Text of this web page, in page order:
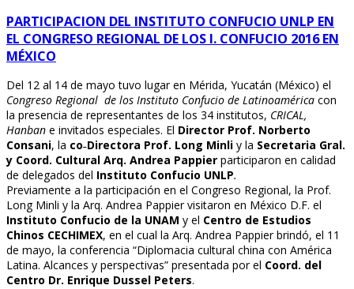
PARTICIPACION DEL INSTITUTO CONFUCIO UNLP EN
EL CONGRESO REGIONAL DE LOS I. CONFUCIO 2016 EN
MÉXICO
Del 12 al 14 de mayo tuvo lugar en Mérida, Yucatán (México) el
Congreso Regional de los Instituto Confucio de Latinoamérica con
la presencia de representantes de los 34 institutos, CRICAL,
Hanban e invitados especiales. El Director Prof. Norberto
Consani, la co˗Directora Prof. Long Minli y la Secretaria Gral.
y Coord. Cultural Arq. Andrea Pappier participaron en calidad
de delegados del Instituto Confucio UNLP.
Previamente a la participación en el Congreso Regional, la Prof.
Long Minli y la Arq. Andrea Pappier visitaron en México D.F. el
Instituto Confucio de la UNAM y el Centro de Estudios
Chinos CECHIMEX, en el cual la Arq. Andrea Pappier brindó, el 11
de mayo, la conferencia “Diplomacia cultural china con América
Latina. Alcances y perspectivas” presentada por el Coord. del
Centro Dr. Enrique Dussel Peters.